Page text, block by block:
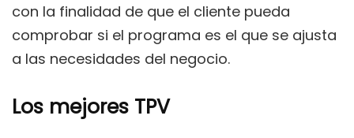
con la finalidad de que el cliente pueda
comprobar si el programa es el que se ajusta
a las necesidades del negocio.
Los mejores TPV